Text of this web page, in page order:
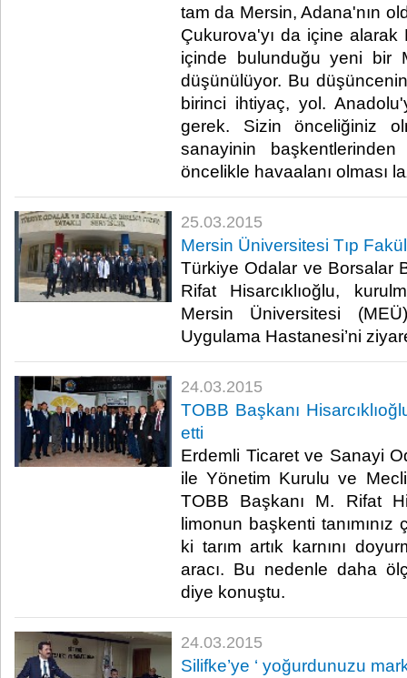
tam da Mersin, Adana'nın
Çukurova'yı da içine
içinde bulunduğu yeni bir
düşünülüyor. Bu
birinci ihtiyaç, yol.
gerek. Sizin önceliğiniz
sanayinin
öncelikle havaalanı olması
25.03.2015
Mersin Üniversitesi Tıp
Türkiye Odalar ve Borsalar
Rifat Hisarcıklıoğlu,
Mersin Üniversitesi
Uygulama Hastanesi’ni
24.03.2015
TOBB Başkanı
etti
Erdemli Ticaret ve Sanayi
ile Yönetim Kurulu ve
TOBB Başkanı M. Rifat
limonun başkenti tanımınız
ki tarım artık karnını
aracı. Bu nedenle daha
diye konuştu.​
24.03.2015
Silifke’ye ‘ yoğurdunuzu